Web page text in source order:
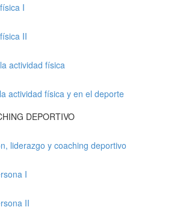
I
II
actividad física
actividad física y en el deporte
DEPORTIVO
liderazgo y coaching deportivo
I
II